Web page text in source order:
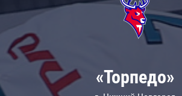
«Торпедо»